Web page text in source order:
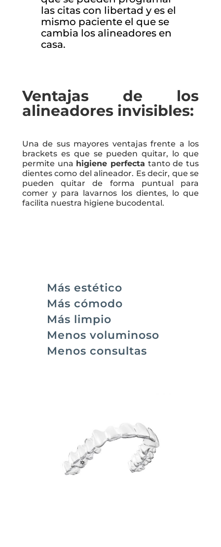
las citas con libertad y es el
mismo paciente el que se
cambia los alineadores en
casa.
Ventajas de los
alineadores invisibles:
Una de sus mayores ventajas frente a los
brackets es que se pueden quitar, lo que
permite una higiene perfecta tanto de tus
dientes como del alineador. Es decir, que se
pueden quitar de forma puntual para
comer y para lavarnos los dientes, lo que
facilita nuestra higiene bucodental.
Más estético
Más cómodo
Más limpio
Menos voluminoso
Menos consultas